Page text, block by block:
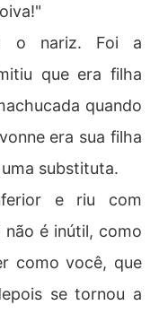
o nariz. Foi a
que era filha
quando
era sua filha
substituta.
e riu com
não é inútil, como
como você, que
se tornou a